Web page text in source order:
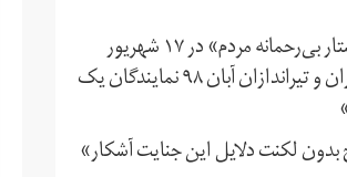
موسوی روز شنبه نهم آذرماه در پیام خود ضمن مقایسه سرکوب اعتراض‌های اخیر با «کشتار بی‌رحمانه مردم» در ۱۷ شهریور
سال ۱۳۵۷ اظهار کرد: «آدم‌کشان سال ۵۷ نمایندگان یک رژیم غیر دینی بودند، و ماموران و تیراندازان آبان ۹۸ نمایندگان یک
لکنت دلایل این جنایت آشکار»